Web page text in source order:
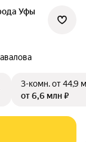
Уфы
3-комн.от 44,9
от 6,6 млн ₽